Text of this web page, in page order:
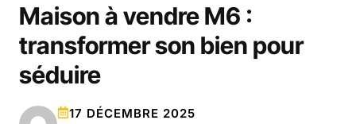
Maison à vendre M6 :
transformer son bien pour
séduire
17 DÉCEMBRE 2025